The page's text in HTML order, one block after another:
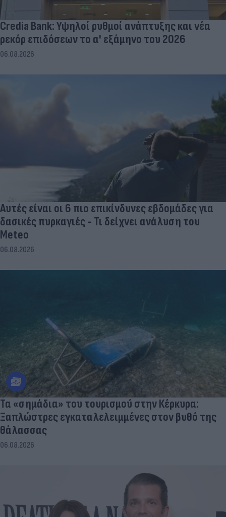
Credia Bank: Υψηλοί ρυθμοί ανάπτυξης και νέα
ρεκόρ επιδόσεων το α' εξάμηνο του 2026
06.08.2026
Αυτές είναι οι 6 πιο επικίνδυνες εβδομάδες για
δασικές πυρκαγιές - Τι δείχνει ανάλυση του
Meteo
06.08.2026
Τα «σημάδια» του τουρισμού στην Κέρκυρα:
Ξαπλώστρες εγκαταλελειμμένες στον βυθό της
θάλασσας
06.08.2026